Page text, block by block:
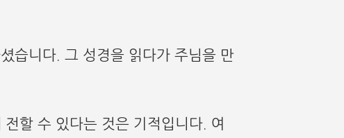
습니다. 그 성경을 읽다가 주님을 만
할 수 있다는 것은 기적입니다. 여